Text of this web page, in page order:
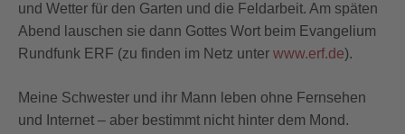
und Wetter für den Garten und die Feldarbeit. Am späten
Abend lauschen sie dann Gottes Wort beim Evangelium
Rundfunk ERF (zu finden im Netz unter www.erf.de).
Meine Schwester und ihr Mann leben ohne Fernsehen
und Internet – aber bestimmt nicht hinter dem Mond.